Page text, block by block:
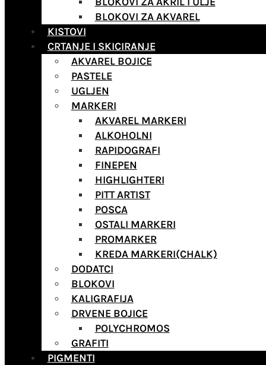
BLOKOVI ZA AKVAREL
KISTOVI
CRTANJE I SKICIRANJE
AKVAREL BOJICE
PASTELE
UGLJEN
MARKERI
AKVAREL MARKERI
ALKOHOLNI
RAPIDOGRAFI
FINEPEN
HIGHLIGHTERI
PITT ARTIST
POSCA
OSTALI MARKERI
PROMARKER
KREDA MARKERI(CHALK)
DODATCI
BLOKOVI
KALIGRAFIJA
DRVENE BOJICE
POLYCHROMOS
GRAFITI
PIGMENTI